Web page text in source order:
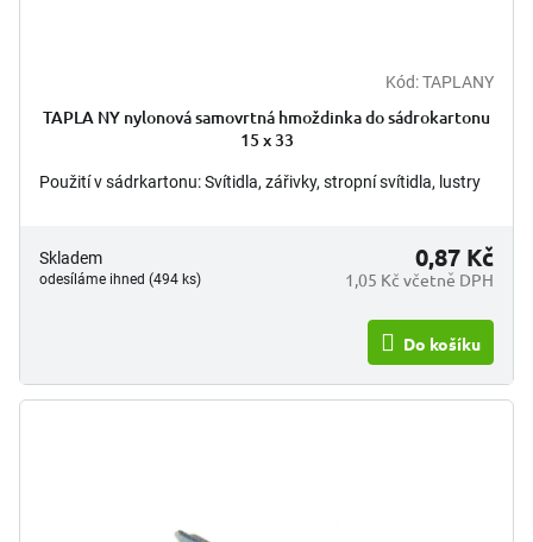
Kód:TAPLANY
TAPLA NY nylonová samovrtná hmoždinka do sádrokartonu
15 x 33
Použití v sádrkartonu: Svítidla, zářivky, stropní svítidla, lustry
Skladem
odesíláme ihned (494 ks) 1,05 Kč včetně DPH
0,87 Kč
Do košíku